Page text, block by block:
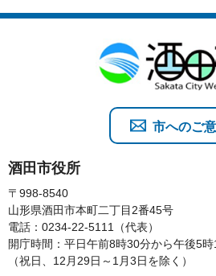
酒田市役所
〒998-8540
山形県酒田市本町二丁目2番45号
電話：0234-22-5111（代表）
開庁時間：平日午前8時30分から午後5
（祝日、12月29日～1月3日を除く）
市へのご